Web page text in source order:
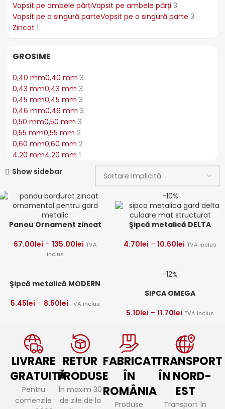
Vopsit pe ambele părțiVopsit pe ambele părți 3
Vopsit pe o singură parteVopsit pe o singură parte 3
Zincat 1
GROSIME
0,40 mm0,40 mm 3
0,43 mm0,43 mm 3
0,45 mm0,45 mm 3
0,46 mm0,46 mm 3
0,50 mm0,50 mm 3
0,55 mm0,55 mm 2
0,60 mm0,60 mm 2
4.20 mm4.20 mm 1
Show sidebar
Panou Ornament zincat
67.00lei – 135.00lei TVA
inclus
-10%
Şipcă metalică DELTA
4.70lei – 10.60lei TVA inclus
Şipcă metalică MODERN
5.45lei – 8.50lei TVA inclus
-12%
SIPCA OMEGA
5.10lei – 11.70lei TVA inclus
LIVRARE
GRATUITĂ
Pentru
comenzile
RETUR
PRODUSE
În maxim 30
de zile de la
FABRICAT
ÎN
ROMÂNIA
Produse
TRANSPORT
ÎN NORD-
EST
Transport în